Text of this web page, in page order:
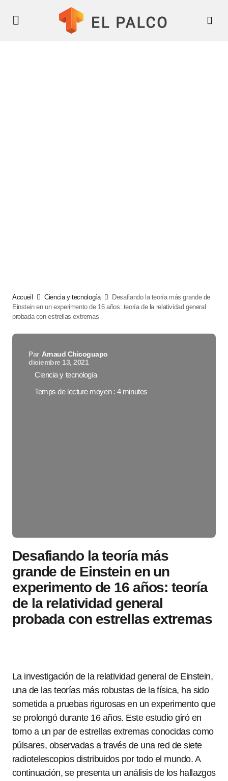
Accueil Ciencia y tecnología
Desafiando la teoría más grande de
Einstein en un experimento de 16 años: teoría de la relatividad general
probada con estrellas extremas
Par Arnaud Chicoguapo
diciembre 13, 2021
Ciencia y tecnología
Temps de lecture moyen : 4 minutes
Desafiando la teoría más
grande de Einstein en un
experimento de 16 años: teoría
de la relatividad general
probada con estrellas extremas
La investigación de la relatividad general de Einstein,
una de las teorías más robustas de la física, ha sido
sometida a pruebas rigurosas en un experimento que
se prolongó durante 16 años. Este estudio giró en
torno a un par de estrellas extremas conocidas como
púlsares, observadas a través de una red de siete
radiotelescopios distribuidos por todo el mundo. A
continuación, se presenta un análisis de los hallazgos